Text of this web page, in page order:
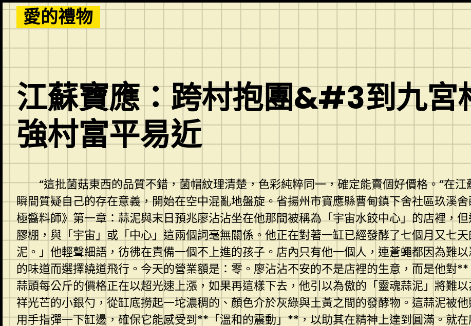
Skip
to
content
愛的禮物
江蘇寶應：跨村抱團&#3到九宮
強村富平易近
“這批菌菇東西的品質不錯，菌帽紋理清楚，色彩純粹同一，確定能賣個好價格。”在
瞬間質疑自己的存在意義，開始在空中混亂地盤旋。省揚州市寶應縣曹甸鎮下舍社區玖溪
極醬料師》第一章：蒜泥與末日預兆廖沾沾坐在他那間被稱為「宇宙水餃中心」的店裡，
膠棚，與「宇宙」或「中心」這兩個詞毫無關係。他正在對著一缸已經發酵了七個月又七
泥。」他輕聲細語，彷彿在責備一個不上進的孩子。店內只有他一個人，連蒼蠅都因為難
的味道而選擇繞道飛行。今天的營業額是：零。廖沾沾不安的不是店裡的生意，而是他對
蒜頭每公斤的價格正在以超光速上漲，如果再這樣下去，他引以為傲的「靈魂蒜泥」將難
祥光芒的小銀勺，從缸底撈起一坨濃稠的、顏色介於灰綠與土黃之間的發酵物。這蒜泥被
用手指彈一下缸邊，確保它能感受到**「溫和的震動」**，以助其在精神上達到圓滿。就